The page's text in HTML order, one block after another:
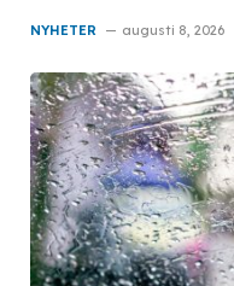
NYHETER augusti 8, 2026